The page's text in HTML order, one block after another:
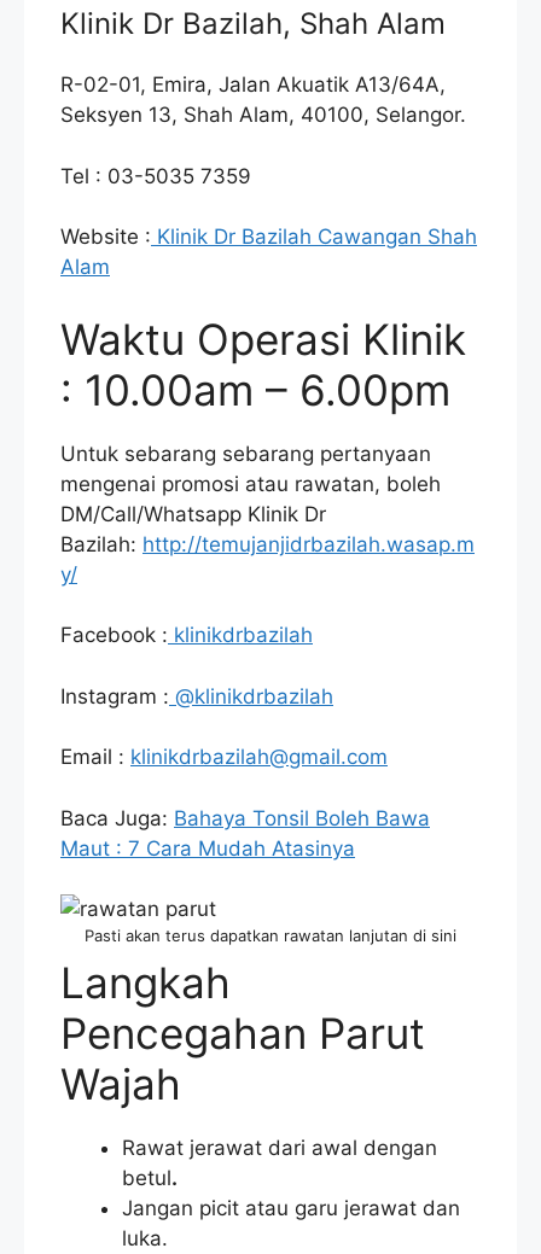
Klinik Dr Bazilah, Shah Alam
R-02-01, Emira, Jalan Akuatik A13/64A,
Seksyen 13, Shah Alam, 40100, Selangor.
Tel : 03-5035 7359
Website : Klinik Dr Bazilah Cawangan Shah
Alam
Waktu Operasi Klinik
: 10.00am – 6.00pm
Untuk sebarang sebarang pertanyaan
mengenai promosi atau rawatan, boleh
DM/Call/Whatsapp Klinik Dr
Bazilah: http://temujanjidrbazilah.wasap.m
y/
Facebook : klinikdrbazilah
Instagram : @klinikdrbazilah
Email : klinikdrbazilah@gmail.com
Baca Juga: Bahaya Tonsil Boleh Bawa
Maut : 7 Cara Mudah Atasinya
Pasti akan terus dapatkan rawatan lanjutan di sini
Langkah
Pencegahan Parut
Wajah
Rawat jerawat dari awal dengan
betul.
Jangan picit atau garu jerawat dan
luka.